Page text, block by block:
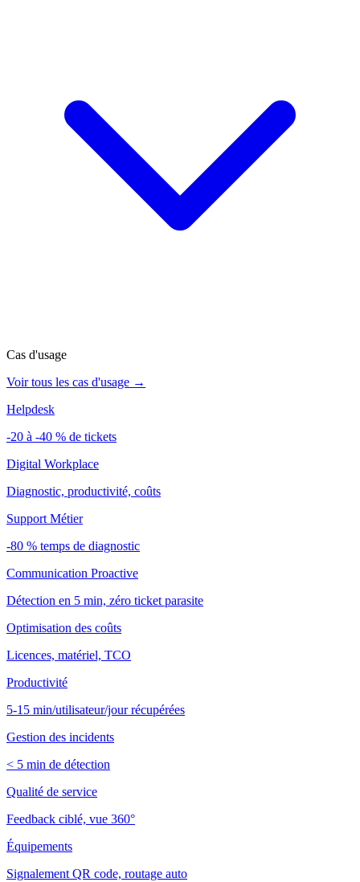
Cas d'usage
Voir tous les cas d'usage →
Helpdesk
-20 à -40 % de tickets
Digital Workplace
Diagnostic, productivité, coûts
Support Métier
-80 % temps de diagnostic
Communication Proactive
Détection en 5 min, zéro ticket parasite
Optimisation des coûts
Licences, matériel, TCO
Productivité
5-15 min/utilisateur/jour récupérées
Gestion des incidents
< 5 min de détection
Qualité de service
Feedback ciblé, vue 360°
Équipements
Signalement QR code, routage auto